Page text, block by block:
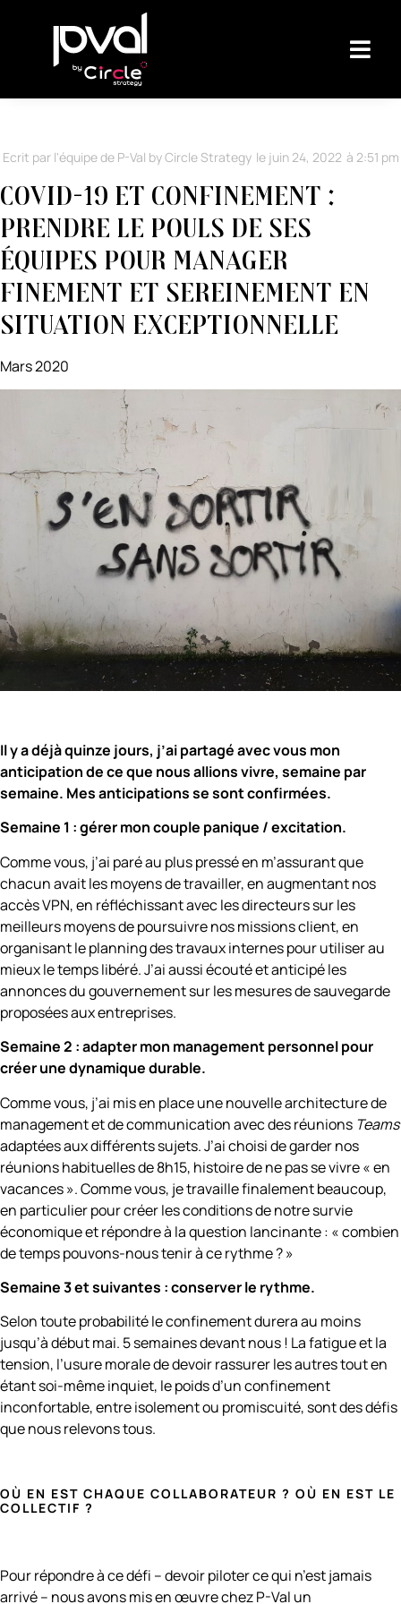
Ecrit par l'équipe de P-Val by Circle Strategy le juin 24, 2022 à 2:51 pm
Covid-19 et confinement :
prendre le pouls de ses
équipes pour manager
finement et sereinement en
situation exceptionnelle
Mars 2020
Il y a déjà quinze jours, j’ai partagé avec vous mon
anticipation de ce que nous allions vivre, semaine par
semaine. Mes anticipations se sont confirmées.
Semaine 1 : gérer mon couple panique / excitation.
Comme vous, j’ai paré au plus pressé en m’assurant que
chacun avait les moyens de travailler, en augmentant nos
accès VPN, en réfléchissant avec les directeurs sur les
meilleurs moyens de poursuivre nos missions client, en
organisant le planning des travaux internes pour utiliser au
mieux le temps libéré. J’ai aussi écouté et anticipé les
annonces du gouvernement sur les mesures de sauvegarde
proposées aux entreprises.
Semaine 2 : adapter mon management personnel pour
créer une dynamique durable.
Comme vous, j’ai mis en place une nouvelle architecture de
management et de communication avec des réunions Teams
adaptées aux différents sujets. J’ai choisi de garder nos
réunions habituelles de 8h15, histoire de ne pas se vivre « en
vacances ». Comme vous, je travaille finalement beaucoup,
en particulier pour créer les conditions de notre survie
économique et répondre à la question lancinante : « combien
de temps pouvons-nous tenir à ce rythme ? »
Semaine 3 et suivantes : conserver le rythme.
Selon toute probabilité le confinement durera au moins
jusqu’à début mai. 5 semaines devant nous ! La fatigue et la
tension, l’usure morale de devoir rassurer les autres tout en
étant soi-même inquiet, le poids d’un confinement
inconfortable, entre isolement ou promiscuité, sont des défis
que nous relevons tous.
OÙ EN EST CHAQUE COLLABORATEUR ? OÙ EN EST LE
COLLECTIF ?
Pour répondre à ce défi – devoir piloter ce qui n’est jamais
arrivé – nous avons mis en œuvre chez P-Val un